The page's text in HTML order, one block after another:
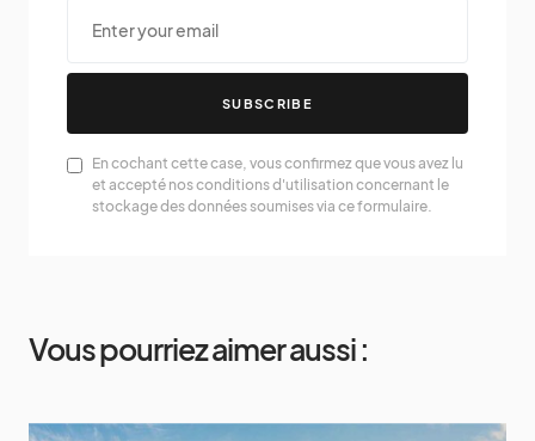
SUBSCRIBE
En cochant cette case, vous confirmez que vous avez lu
et accepté nos conditions d'utilisation concernant le
stockage des données soumises via ce formulaire.
Vous pourriez aimer aussi :